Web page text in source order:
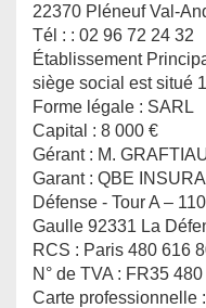
22370 Pléneuf Val-
Tél : : 02 96 72 24 32
Établissement
siège social est situé
Forme légale : SARL
Capital : 8 000 €
Gérant : M.
Garant : QBE
Défense - Tour A –
Gaulle 92331 La
RCS : Paris 480 616
N° de TVA : FR35
Carte professionnelle :